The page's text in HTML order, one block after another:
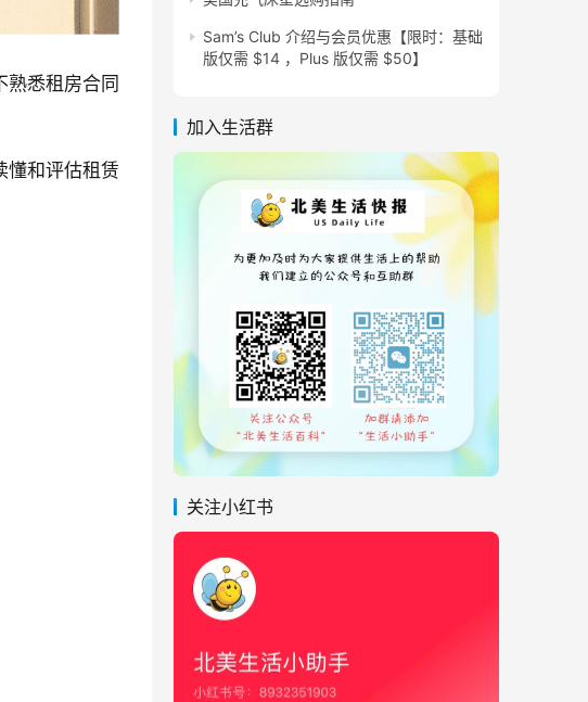
悉租房合同
懂和评估租赁
Sam’s Club 介绍与会员优惠【限时：基础
版仅需 $14 ，Plus 版仅需 $50】
加入生活群
关注小红书